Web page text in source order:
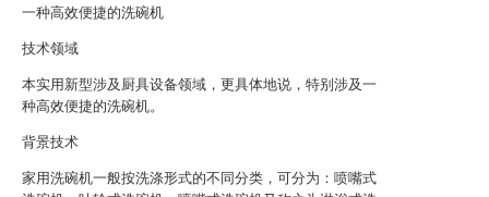
一种高效便捷的洗碗机
技术领域
本实用新型涉及厨具设备领域，更具体地说，特别涉及一
种高效便捷的洗碗机。
背景技术
家用洗碗机一般按洗涤形式的不同分类，可分为：喷嘴式